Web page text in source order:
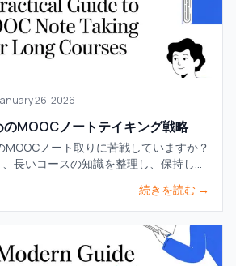
26, 2026
MOOCノートテイキング戦略
ノート取りに苦戦していますか？
長いコースの知識を整理し、保持し、
続きを読む →